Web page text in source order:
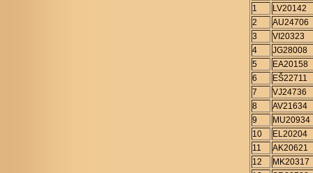
1
LV20142
2
AU24706
3
VI20323
4
JG28008
5
EA20158
6
EŠ22711
7
VJ24736
8
AV21634
9
MU20934
10
EL20204
11
AK20621
12
MK20317